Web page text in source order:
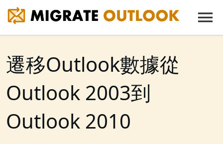
遷移Outlook數據從
Outlook 2003到
Outlook 2010